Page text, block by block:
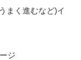
まく進むなど)イ
ジ